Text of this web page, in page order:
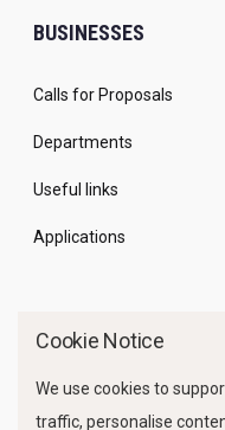
BUSINESSES
Calls for Proposals
Departments
Useful links
Applications
Cookie Notice
We use cookies to
traffic, personalise